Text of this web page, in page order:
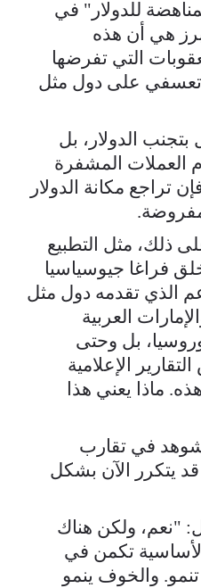
للدولار" في
هي أن هذه
التي تفرضها
تعسفي على دول مثل
بتجنب الدولار، بل
العملات المشفرة
تراجع مكانة الدولار
ذلك، مثل التطبيع
فراغا جيوسياسيا
الذي تقدمه دول مثل
العربية
وروسيا، بل وحتى
الإعلامية
ماذا يعني هذا
شوهد في تقارب
قد يتكرر الآن بشكل
"نعم، ولكن هناك
تكمن في
تنمو. والخوف ينمو